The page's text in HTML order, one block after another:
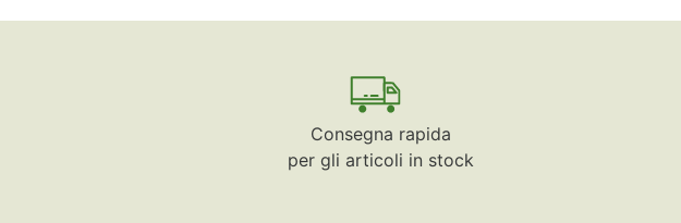
Consegna rapida
per gli articoli in stock